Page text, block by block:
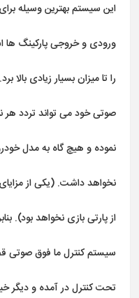
این سیستم بهترین وسیله
ورودی و خروجی پارکینگ ها
را تا میزان بسیار زیادی
صوتی خود می تواند تردد هر
نموده و هیچ گاه به مدل
نخواهد داشت. (یکی از
از پارتی بازی نخواهد بود).
سیستم کنترل ما فوق صوتی
تحت کنترل در آمده و دیگر